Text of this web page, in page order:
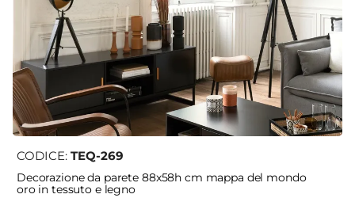
CODICE: TEQ-269
Decorazione da parete 88x58h cm mappa del mondo
oro in tessuto e legno